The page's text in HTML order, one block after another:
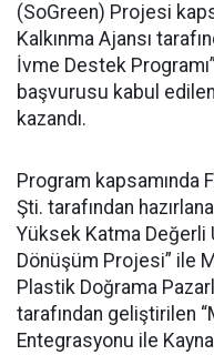
(SoGreen) Projesi
Kalkınma Ajansı
İvme Destek
başvurusu kabul
kazandı.
Program kapsamında
Şti. tarafından
Yüksek Katma Değerli
Dönüşüm Projesi” ile
Plastik Doğrama
tarafından geliştirilen
Entegrasyonu ile